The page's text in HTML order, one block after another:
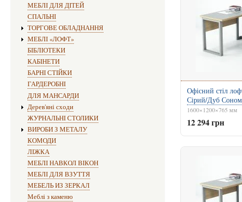
Офісний стіл
Сірий/Дуб
1600×1200×765 мм
12 294 грн
МЕБЛІ ДЛЯ ДІТЕЙ
СПАЛЬНІ
ТОРГОВЕ ОБЛАДНАННЯ
МЕБЛІ «ЛОФТ»
БІБЛІОТЕКИ
КАБІНЕТИ
БАРНІ СТІЙКИ
ГАРДЕРОБНІ
ДЛЯ МАНСАРДИ
Дерев'яні сходи
ЖУРНАЛЬНІ СТОЛИКИ
ВИРОБИ З МЕТАЛУ
КОМОДИ
ЛІЖКА
МЕБЛІ НАВКОЛ ВІКОН
МЕБЛІ ДЛЯ ВЗУТТЯ
МЕБЕЛЬ ИЗ ЗЕРКАЛ
Меблі з каменю